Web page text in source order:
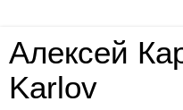
Алексей
Karlov